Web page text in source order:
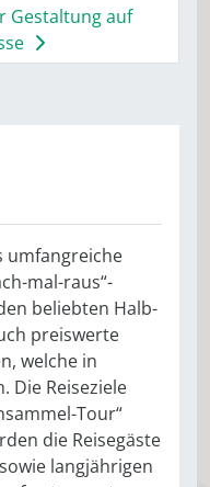
Gestaltung auf
umfangreiche
mal-raus“-
beliebten Halb-
preiswerte
welche in
Die Reiseziele
Tour“
die Reisegäste
langjährigen